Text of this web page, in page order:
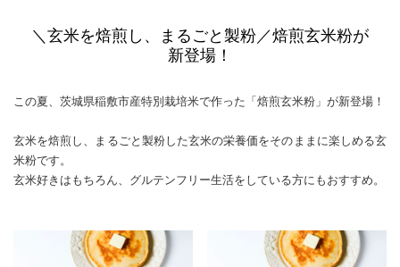
＼玄米を焙煎し、まるごと製粉／焙煎玄米粉が
新登場！
この夏、茨城県稲敷市産特別栽培米で作った「焙煎玄米粉」が新登場！
玄米を焙煎し、まるごと製粉した玄米の栄養価をそのままに楽しめる玄
米粉です。
玄米好きはもちろん、グルテンフリー生活をしている方にもおすすめ。